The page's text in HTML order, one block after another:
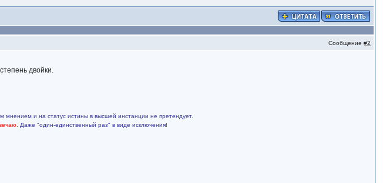
Сообщение#2
двойки.
и на статус истины в высшей инстанции не претендует.
Даже "один-единственный раз" в виде исключения!